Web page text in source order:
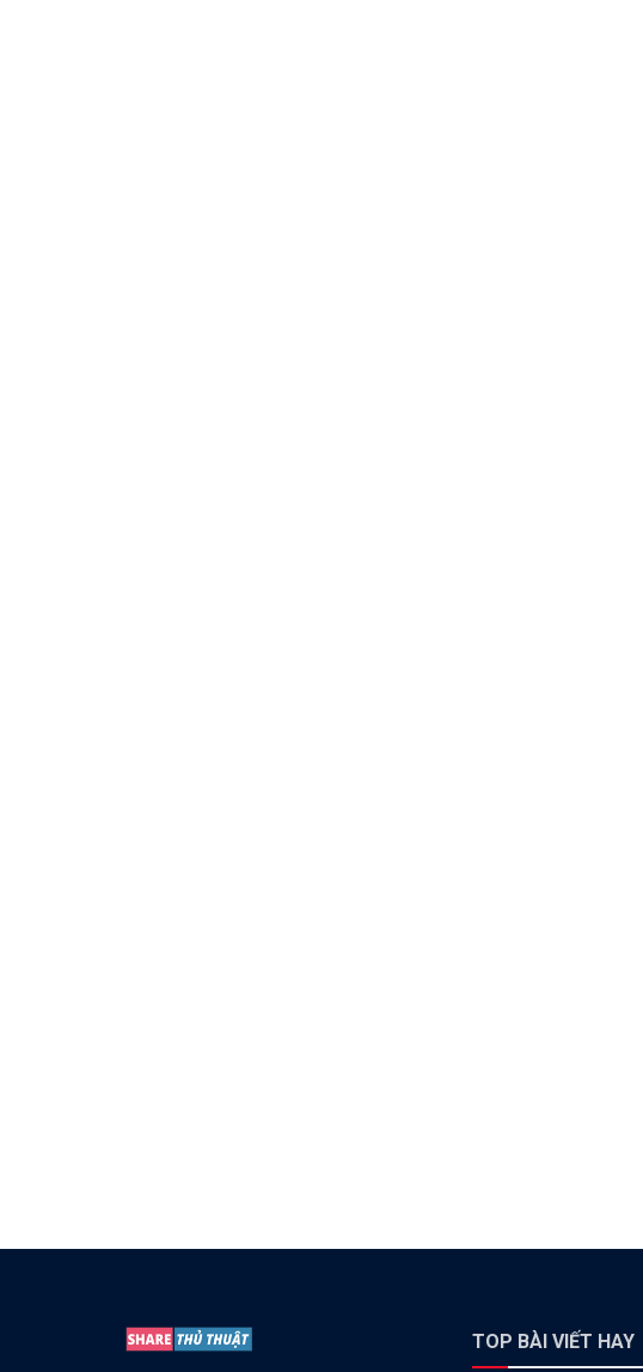
TOP BÀI VIẾT HAY